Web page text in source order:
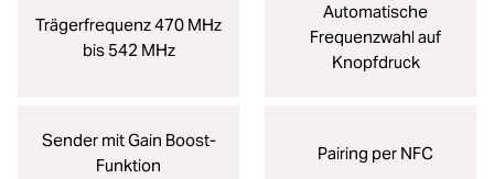
Trägerfrequenz 470 MHz
bis 542 MHz
Automatische
Frequenzwahl auf
Knopfdruck
Sender mit Gain Boost-
Funktion
Pairing per NFC